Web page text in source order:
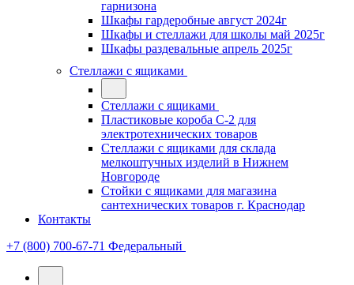
гарнизона
Шкафы гардеробные август 2024г
Шкафы и стеллажи для школы май 2025г
Шкафы раздевальные апрель 2025г
Стеллажи с ящиками
Стеллажи с ящиками
Пластиковые короба С-2 для
электротехнических товаров
Стеллажи с ящиками для склада
мелкоштучных изделий в Нижнем
Новгороде
Стойки с ящиками для магазина
сантехнических товаров г. Краснодар
Контакты
+7 (800) 700-67-71 Федеральный